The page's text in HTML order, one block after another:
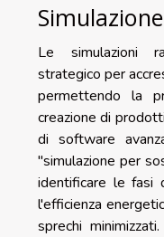
Le simulazioni
strategico per
permettendo la
creazione di
di software
"simulazione per
identificare le fasi
l'efficienza
sprechi